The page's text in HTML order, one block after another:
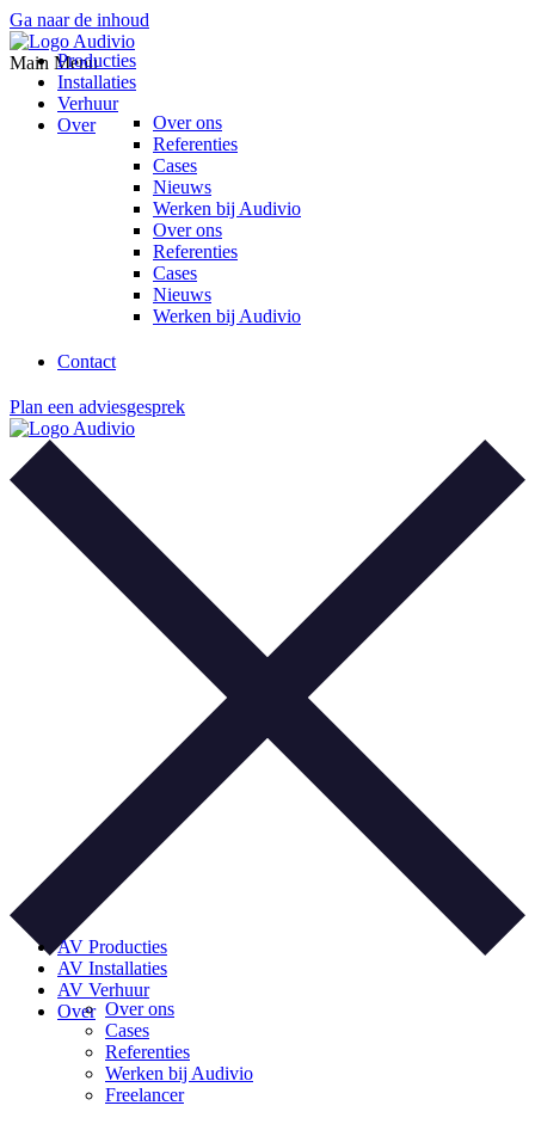
Ga naar de inhoud
Main MenuProducties
Installaties
Verhuur
Over
Over ons
Referenties
Cases
Nieuws
Werken bij Audivio
Over ons
Referenties
Cases
Nieuws
Werken bij Audivio
Contact
Plan een adviesgesprek
AV Producties
AV Installaties
AV Verhuur
Over Over ons
Cases
Referenties
Werken bij Audivio
Freelancer